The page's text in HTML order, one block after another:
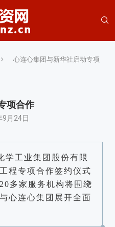
心连心集团与新华社启动专项
项合作
9月24日
学工业集团股份有限
程专项合作签约仪式
多家服务机构将围绕
心连心集团展开全面